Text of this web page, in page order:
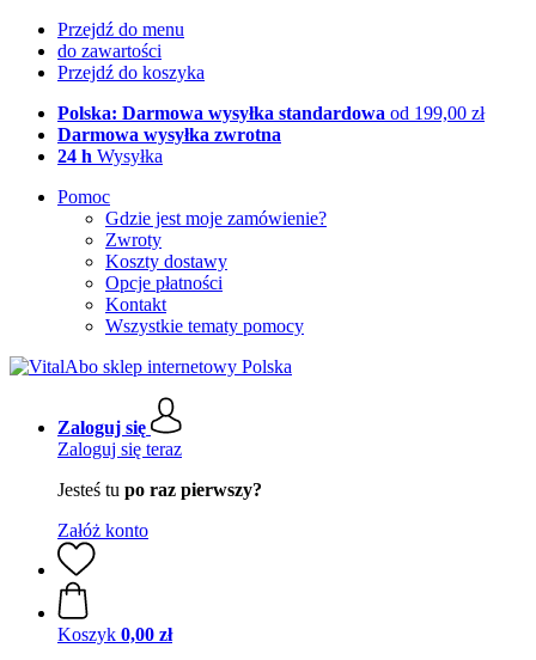
Przejdź do menu
do zawartości
Przejdź do koszyka
Polska: Darmowa wysyłka standardowa od 199,00 zł
Darmowa wysyłka zwrotna
24 h Wysyłka
Pomoc
Gdzie jest moje zamówienie?
Zwroty
Koszty dostawy
Opcje płatności
Kontakt
Wszystkie tematy pomocy
Zaloguj się
Zaloguj się teraz
Jesteś tu po raz pierwszy?
Załóż konto
Koszyk 0,00 zł